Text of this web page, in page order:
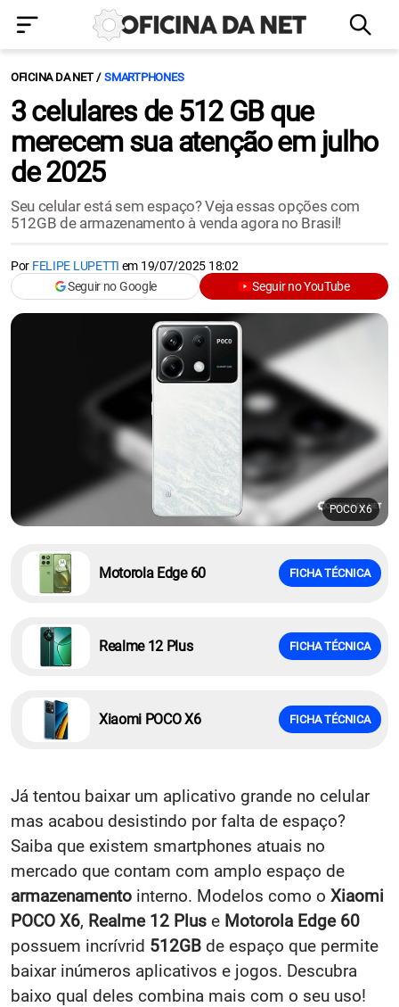
OFICINA DA NET SMARTPHONES
3 celulares de 512 GB que
merecem sua atenção em julho
de 2025
Seu celular está sem espaço? Veja essas opções com
512GB de armazenamento à venda agora no Brasil!
Por FELIPE LUPETTI em 19/07/2025 18:02
Seguir no Google
Seguir no YouTube
POCO X6
Motorola Edge 60 FICHA TÉCNICA
Realme 12 Plus FICHA TÉCNICA
Xiaomi POCO X6 FICHA TÉCNICA
Já tentou baixar um aplicativo grande no celular
mas acabou desistindo por falta de espaço?
Saiba que existem smartphones atuais no
mercado que contam com amplo espaço de
armazenamento interno. Modelos como o Xiaomi
POCO X6, Realme 12 Plus e Motorola Edge 60
possuem incrívrid 512GB de espaço que permite
baixar inúmeros aplicativos e jogos. Descubra
baixo qual deles combina mais com o seu uso!